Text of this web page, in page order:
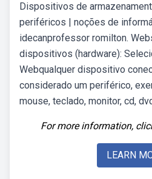
Dispositivos de
periféricos | noções de
idecanprofessor romilton.
dispositivos (hardware):
Webqualquer dispositivo
considerado um periférico,
mouse, teclado, monitor, cd,
For more information,
LEARN